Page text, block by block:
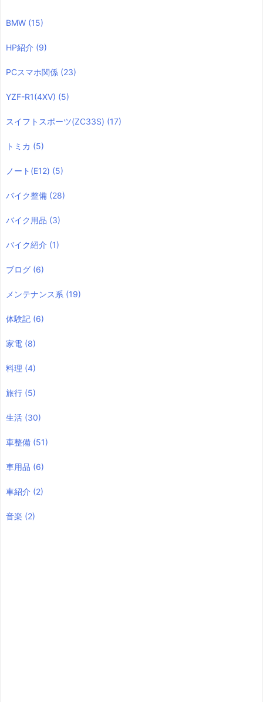
BMW (15)
HP紹介 (9)
PCスマホ関係 (23)
YZF-R1(4XV) (5)
スイフトスポーツ(ZC33S) (17)
トミカ (5)
ノート(E12) (5)
バイク整備 (28)
バイク用品 (3)
バイク紹介 (1)
ブログ (6)
メンテナンス系 (19)
体験記 (6)
家電 (8)
料理 (4)
旅行 (5)
生活 (30)
車整備 (51)
車用品 (6)
車紹介 (2)
音楽 (2)